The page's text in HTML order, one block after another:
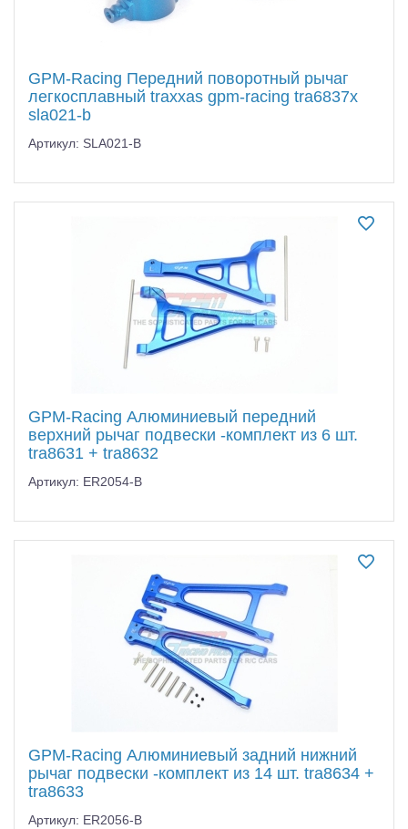
GPM-Racing Передний поворотный рычаг
легкосплавный traxxas gpm-racing tra6837x
sla021-b
Артикул: SLA021-B
GPM-Racing Алюминиевый передний
верхний рычаг подвески -комплект из 6 шт.
tra8631 + tra8632
Артикул: ER2054-B
GPM-Racing Алюминиевый задний нижний
рычаг подвески -комплект из 14 шт. tra8634 +
tra8633
Артикул: ER2056-B